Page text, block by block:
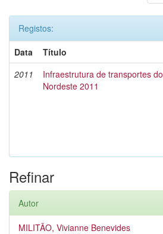
Registos:
Data
Título
2011
Infraestrutura de transportes do
Nordeste 2011
Refinar
Autor
MILITÃO, Vivianne Benevides